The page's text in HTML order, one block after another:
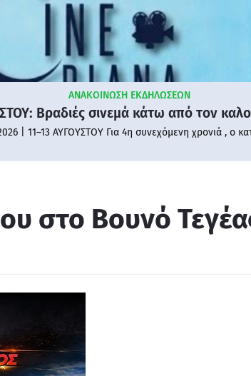
ΑΝΑΚΟΙΝΩΣΗ ΕΚΔΗΛΩΣΕΩΝ
Βραδιές σινεμά κάτω από τον
| 11–13 ΑΥΓΟΥΣΤΟΥ Για 4η συνεχόμενη χρονιά , ο
στο Βουνό